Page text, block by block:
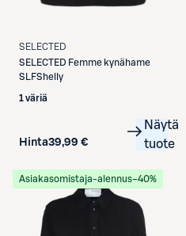
SELECTED
SELECTED Femme kynähame
SLFShelly
1 väriä
Hinta39,99 €
Näytä
tuote
Asiakasomistaja-alennus−40%